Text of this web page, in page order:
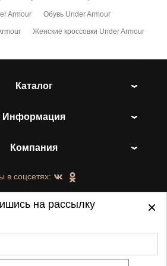
Armour Обувь Under Armour
Женские кроссовки Under Armour
Каталог
Информация
Компания
в соцсетях:
- ShoesTown.ru - все права
на рассылку